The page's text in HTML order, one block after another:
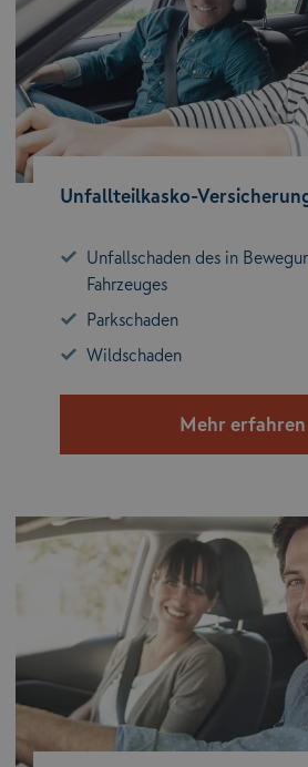
Unfallteilkasko-
Unfallschaden des in
Fahrzeuges
Parkschaden
Wildschaden
Mehr erfahren